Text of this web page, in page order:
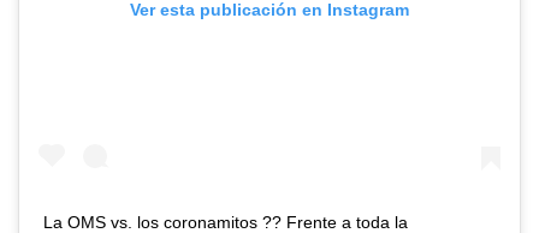
Ver esta publicación en Instagram
La OMS vs. los coronamitos ?? Frente a toda la